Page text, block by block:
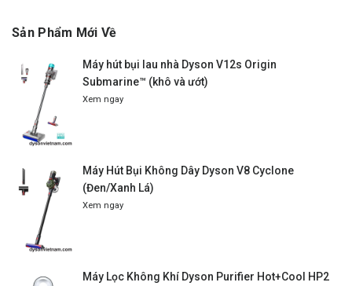
Sản Phẩm Mới Về
Máy hút bụi lau nhà Dyson V12s Origin
Submarine™ (khô và ướt)
Xem ngay
Máy Hút Bụi Không Dây Dyson V8 Cyclone
(Đen/Xanh Lá)
Xem ngay
Máy Lọc Không Khí Dyson Purifier Hot+Cool HP2